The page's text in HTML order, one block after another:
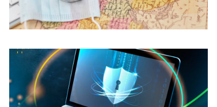
DIJITAL PAZARLAMA TERIMLERI – “A”
HARFI İLE BAŞLAYAN TERIMLER